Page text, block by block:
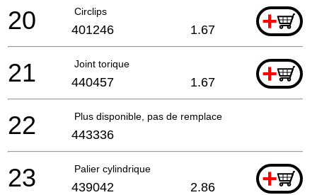
Circlips +
20 401246 1.67
Joint torique +
21 440457 1.67
Plus disponible, pas de remplacement
22 443336
Palier cylindrique +
23 439042 2.86